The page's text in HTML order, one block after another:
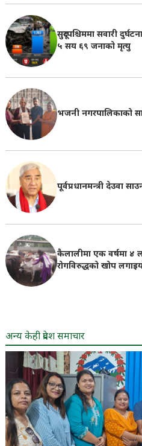
सुदूरपश्चिममा सवारी
५ सय ६९ जनाको मृत्यु
भजनी नगरपालिकाको
पूर्वप्रधानमन्त्री देउवा
कैलालीमा एक वर्षमा ४
रोगविरुद्धको खोप
अन्य केही प्रदेश समाचार